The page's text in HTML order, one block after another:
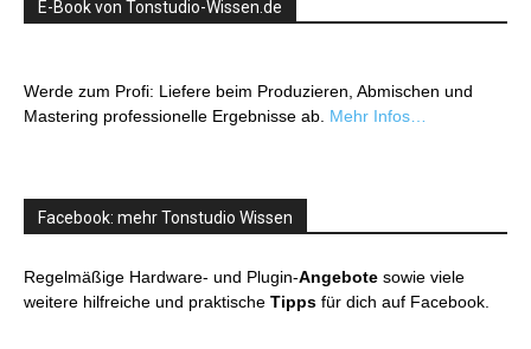
E-Book von Tonstudio-Wissen.de
Werde zum Profi: Liefere beim Produzieren, Abmischen und
Mastering professionelle Ergebnisse ab. Mehr Infos…
Facebook: mehr Tonstudio Wissen
Regelmäßige Hardware- und Plugin-Angebote sowie viele
weitere hilfreiche und praktische Tipps für dich auf Facebook.